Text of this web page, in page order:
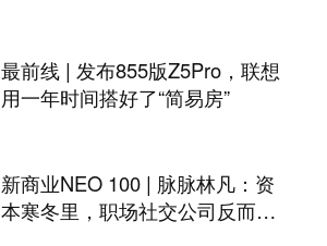
最前线 | 发布855版Z5Pro，联想
用一年时间搭好了“简易房”
新商业NEO 100 | 脉脉林凡：资
本寒冬里，职场社交公司反而有